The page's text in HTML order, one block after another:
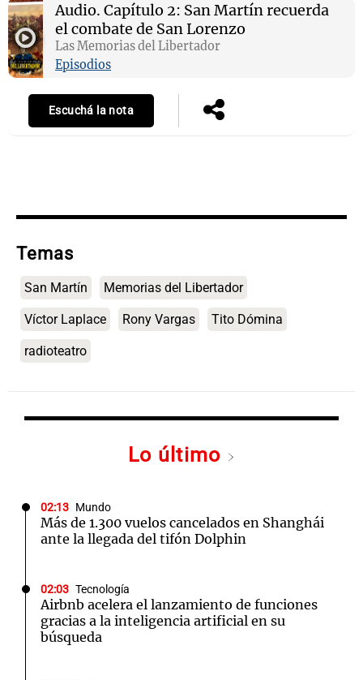
Audio. Capítulo 2: San Martín recuerda
el combate de San Lorenzo
Las Memorias del Libertador
Episodios
Escuchá la nota
Temas
San Martín Memorias del Libertador
Víctor Laplace Rony Vargas Tito Dómina
radioteatro
Lo último
02:13 Mundo
Más de 1.300 vuelos cancelados en Shanghái
ante la llegada del tifón Dolphin
02:03 Tecnología
Airbnb acelera el lanzamiento de funciones
gracias a la inteligencia artificial en su
búsqueda